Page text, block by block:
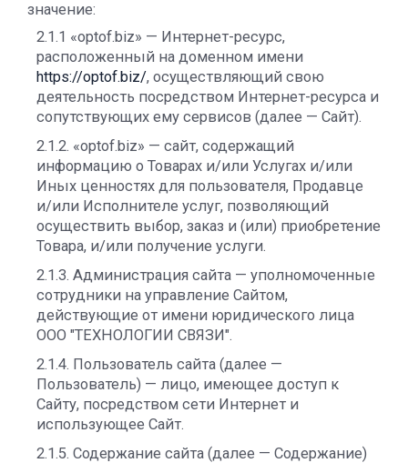
значение:
2.1.1 «optof.biz» — Интернет-ресурс,
расположенный на доменном имени
https://optof.biz/, осуществляющий свою
деятельность посредством Интернет-ресурса и
сопутствующих ему сервисов (далее — Сайт).
2.1.2. «optof.biz» — сайт, содержащий
информацию о Товарах и/или Услугах и/или
Иных ценностях для пользователя, Продавце
и/или Исполнителе услуг, позволяющий
осуществить выбор, заказ и (или) приобретение
Товара, и/или получение услуги.
2.1.3. Администрация сайта — уполномоченные
сотрудники на управление Сайтом,
действующие от имени юридического лица
ООО "ТЕХНОЛОГИИ СВЯЗИ".
2.1.4. Пользователь сайта (далее —
Пользователь) — лицо, имеющее доступ к
Сайту, посредством сети Интернет и
использующее Сайт.
2.1.5. Содержание сайта (далее — Содержание)